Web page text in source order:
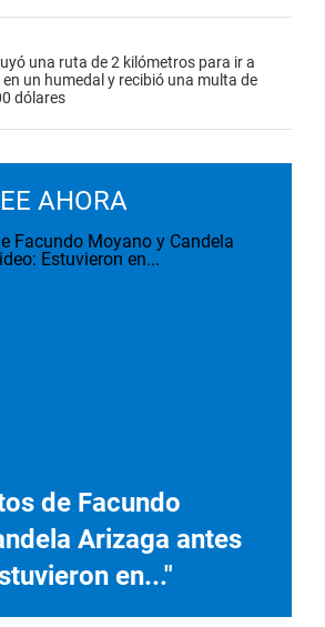
una ruta de 2 kilómetros para ir a
en un humedal y recibió una multa de
dólares
AHORA
de Facundo
Arizaga antes
en..."